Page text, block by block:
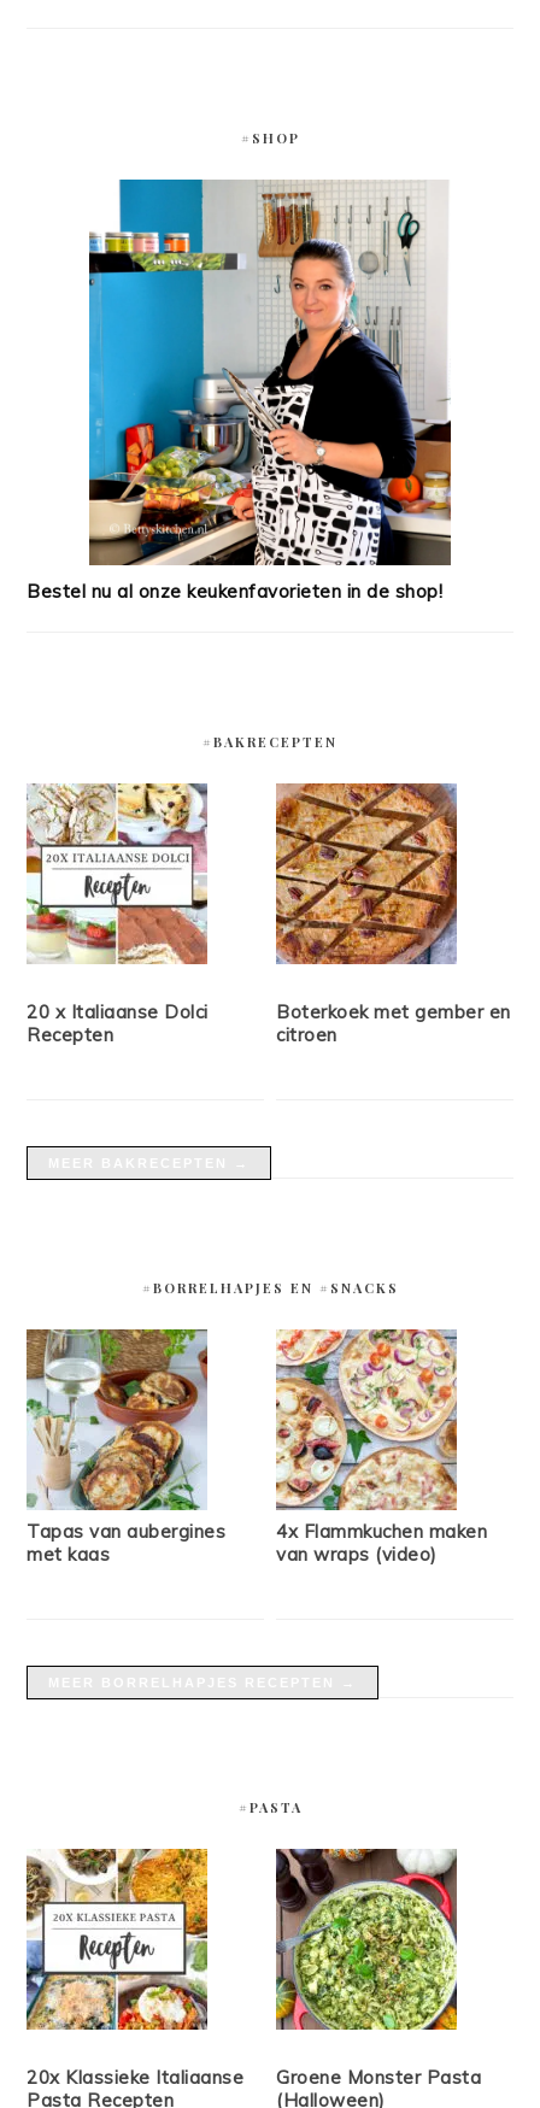
#SHOP
Bestel nu al onze keukenfavorieten in de shop!
#BAKRECEPTEN
20 x Italiaanse Dolci
Recepten
Boterkoek met gember en
citroen
#BORRELHAPJES EN #SNACKS
Tapas van aubergines
met kaas
4x Flammkuchen maken
van wraps (video)
#PASTA
20x Klassieke Italiaanse
Pasta Recepten
Groene Monster Pasta
(Halloween)